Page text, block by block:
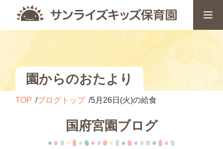
園からのおたより
TOP ブログトップ 5月26日(火)の給食
国府宮園ブログ